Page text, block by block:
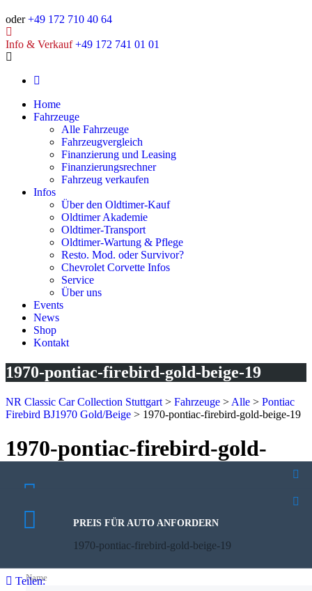
oder+49 172 710 40 64
Info & Verkauf+49 172 741 01 01
Home
Fahrzeuge
Alle Fahrzeuge
Fahrzeugvergleich
Finanzierung und Leasing
Finanzierungsrechner
Fahrzeug verkaufen
Infos
Über den Oldtimer-Kauf
Oldtimer Akademie
Oldtimer-Transport
Oldtimer-Wartung & Pflege
Resto. Mod. oder Survivor?
Chevrolet Corvette Infos
Service
Über uns
Events
News
Shop
Kontakt
1970-pontiac-firebird-gold-beige-19
NR Classic Car Collection Stuttgart > Fahrzeuge > Alle > Pontiac
Firebird BJ1970 Gold/Beige > 1970-pontiac-firebird-gold-beige-19
1970-pontiac-firebird-gold-
27. Januar 2025
Veröffentlicht von: Norbert Kutzera
Teilen:
1970-pontiac-firebird-gold-beige-19
Name
PREIS FÜR AUTO ANFORDERN
1970-pontiac-firebird-gold-beige-19